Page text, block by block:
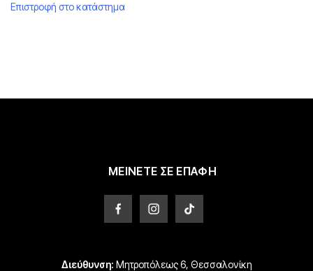
Επιστροφή στο κατάστημα
ΜΕΙΝΕΤΕ ΣΕ ΕΠΑΦΗ
Διεύθυνση: Μητροπόλεως 6, Θεσσαλονίκη